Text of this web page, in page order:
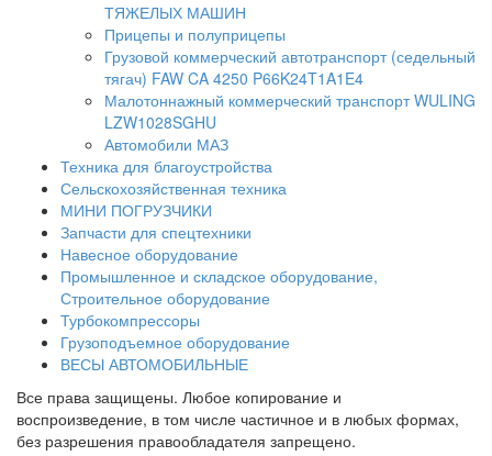
ТЯЖЕЛЫХ МАШИН
Прицепы и полуприцепы
Грузовой коммерческий автотранспорт (седельный
тягач) FAW CA 4250 P66K24T1A1E4
Малотоннажный коммерческий транспорт WULING
LZW1028SGHU
Автомобили МАЗ
Техника для благоустройства
Сельскохозяйственная техника
МИНИ ПОГРУЗЧИКИ
Запчасти для спецтехники
Навесное оборудование
Промышленное и складское оборудование,
Строительное оборудование
Турбокомпрессоры
Грузоподъемное оборудование
ВЕСЫ АВТОМОБИЛЬНЫЕ
Все права защищены. Любое копирование и
воспроизведение, в том числе частичное и в любых формах,
без разрешения правообладателя запрещено.